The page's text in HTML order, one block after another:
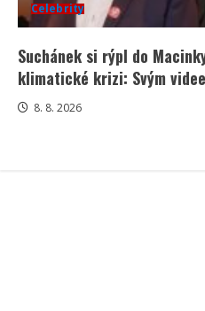
Celebrity
Suchánek si rýpl do
klimatické krizi: Svým
8. 8. 2026